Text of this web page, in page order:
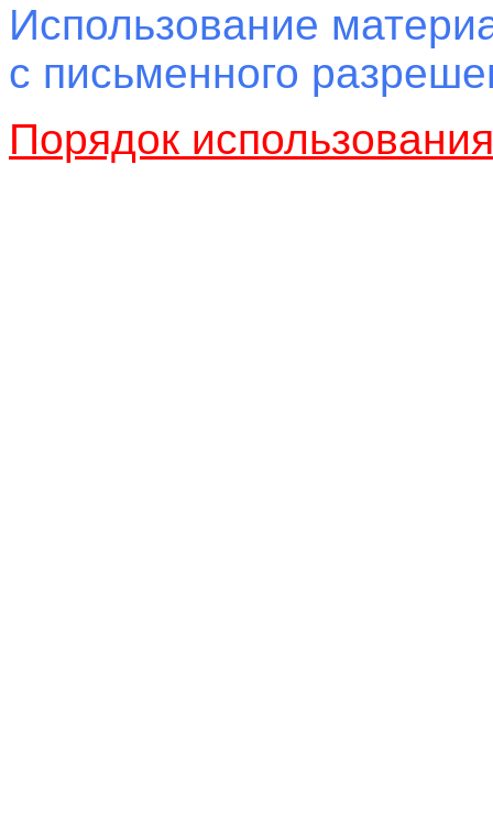
Использование
с письменного
Порядок